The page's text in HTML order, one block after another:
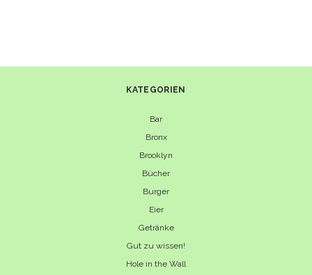
KATEGORIEN
Bar
Bronx
Brooklyn
Bücher
Burger
Eier
Getränke
Gut zu wissen!
Hole in the Wall